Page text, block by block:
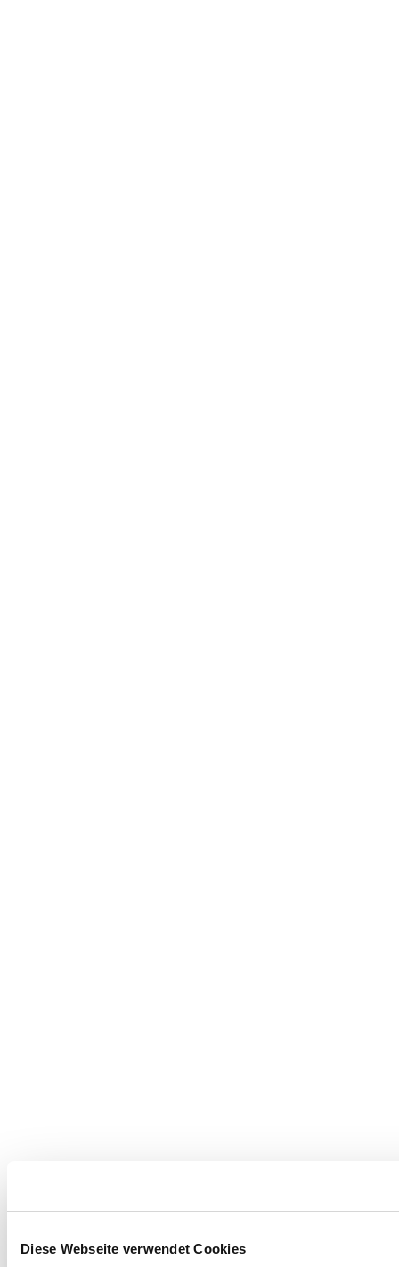
Diese Webseite verwendet Cookies